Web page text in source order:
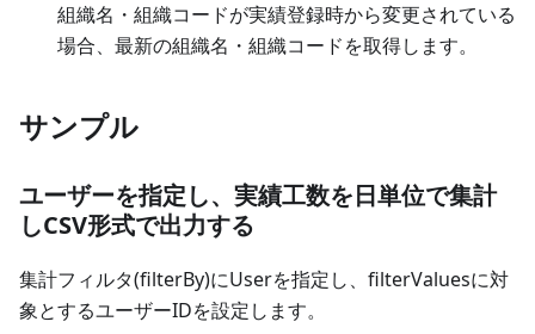
組織名・組織コードが実績登録時から変更されている
場合、最新の組織名・組織コードを取得します。
サンプル
ユーザーを指定し、実績工数を日単位で集計
しCSV形式で出力する
集計フィルタ(filterBy)にUserを指定し、filterValuesに対
象とするユーザーIDを設定します。